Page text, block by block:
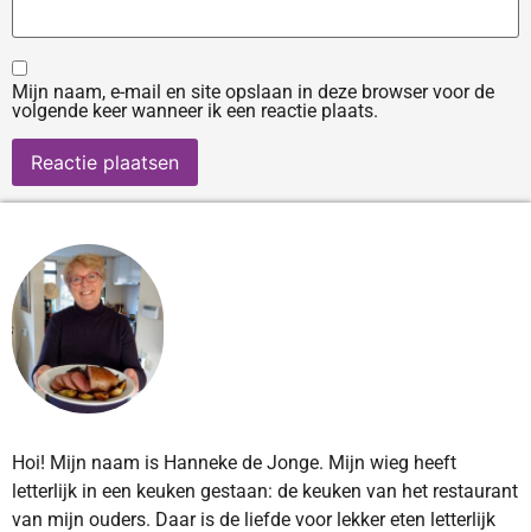
Mijn naam, e-mail en site opslaan in deze browser voor de
volgende keer wanneer ik een reactie plaats.
Hoi! Mijn naam is Hanneke de Jonge. Mijn wieg heeft
letterlijk in een keuken gestaan: de keuken van het restaurant
van mijn ouders. Daar is de liefde voor lekker eten letterlijk